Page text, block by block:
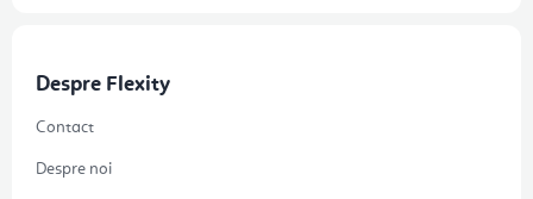
Despre Flexity
Contact
Despre noi